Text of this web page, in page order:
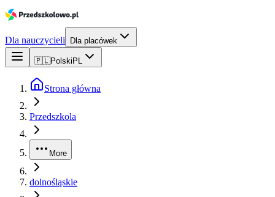
Dla nauczycieli Dla placówek
🇵🇱Polski PL
Strona główna
Przedszkola
More
dolnośląskie